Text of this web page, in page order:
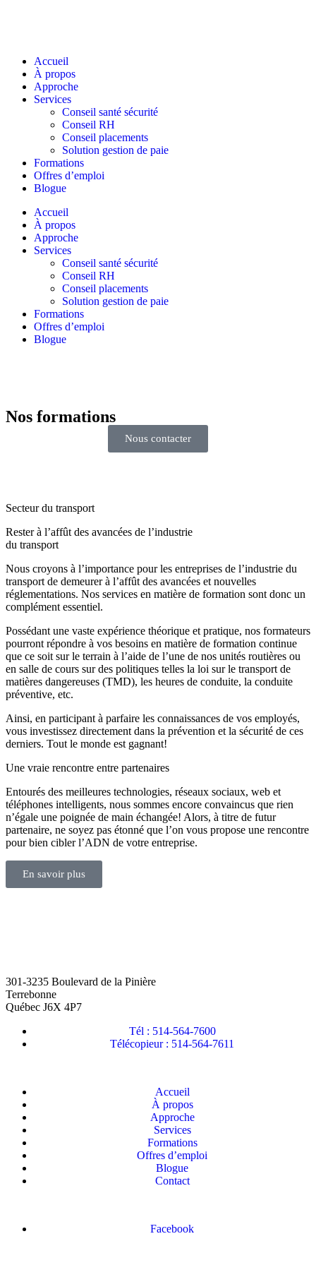
Accueil
À propos
Approche
Services
Conseil santé sécurité
Conseil RH
Conseil placements
Solution gestion de paie
Formations
Offres d’emploi
Blogue
Accueil
À propos
Approche
Services
Conseil santé sécurité
Conseil RH
Conseil placements
Solution gestion de paie
Formations
Offres d’emploi
Blogue
Nos formations
Nous contacter
Secteur du transport
Rester à l’affût des avancées de l’industrie
du transport
Nous croyons à l’importance pour les entreprises de l’industrie du
transport de demeurer à l’affût des avancées et nouvelles
réglementations. Nos services en matière de formation sont donc un
complément essentiel.
Possédant une vaste expérience théorique et pratique, nos formateurs
pourront répondre à vos besoins en matière de formation continue
que ce soit sur le terrain à l’aide de l’une de nos unités routières ou
en salle de cours sur des politiques telles la loi sur le transport de
matières dangereuses (TMD), les heures de conduite, la conduite
préventive, etc.
Ainsi, en participant à parfaire les connaissances de vos employés,
vous investissez directement dans la prévention et la sécurité de ces
derniers. Tout le monde est gagnant!
Une vraie rencontre entre partenaires
Entourés des meilleures technologies, réseaux sociaux, web et
téléphones intelligents, nous sommes encore convaincus que rien
n’égale une poignée de main échangée! Alors, à titre de futur
partenaire, ne soyez pas étonné que l’on vous propose une rencontre
pour bien cibler l’ADN de votre entreprise.
En savoir plus
301-3235 Boulevard de la Pinière
Terrebonne
Québec J6X 4P7
Tél : 514-564-7600
Télécopieur : 514-564-7611
Accueil
À propos
Approche
Services
Formations
Offres d’emploi
Blogue
Contact
Facebook